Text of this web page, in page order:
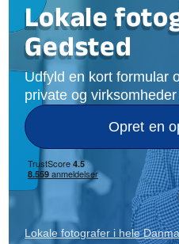
Lokale
Gedsted
Udfyld en kort formular
private og
Opret en
Lokale fotografer i hele